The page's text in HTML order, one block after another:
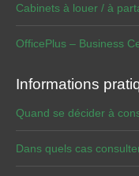
Cabinets à louer / à
OfficePlus – Business
Informations
Quand se décider à
Dans quels cas